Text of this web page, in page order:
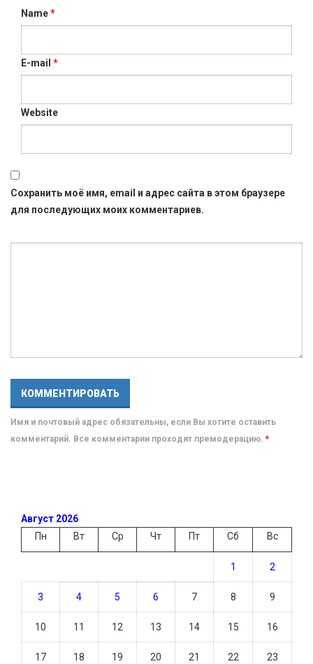
Name*
E-mail *
Website
Сохранить моё имя, email и адрес сайта в этом браузере
для последующих моих комментариев.
Имя и почтовый адрес обязательны, если Вы хотите оставить
комментарий. Все комментарии проходят премодерацию. *
Август 2026
Пн
Вт Ср Чт Пт Сб Вс
1 2
3 4 5 6 7 8 9
10 11 12 13 14 15 16
17 18 19 20 21 22 23